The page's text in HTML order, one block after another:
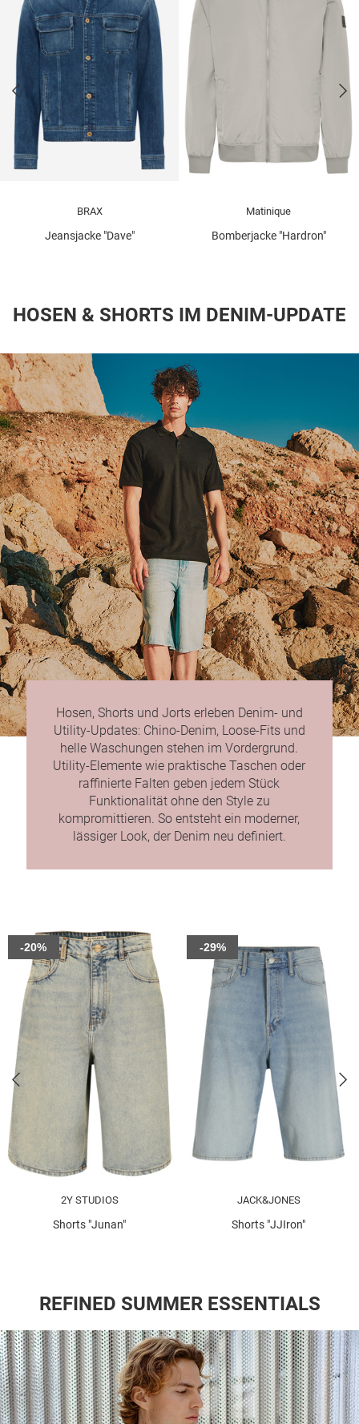
BRAX
Jeansjacke "Dave"
Matinique
Bomberjacke "Hardron"
HOSEN & SHORTS IM DENIM-UPDATE
Hosen, Shorts und Jorts erleben Denim- und
Utility-Updates: Chino-Denim, Loose-Fits und
helle Waschungen stehen im Vordergrund.
Utility-Elemente wie praktische Taschen oder
raffinierte Falten geben jedem Stück
Funktionalität ohne den Style zu
kompromittieren. So entsteht ein moderner,
lässiger Look, der Denim neu definiert.
2Y STUDIOS
Shorts "Junan"
-20%
JACK&JONES
Shorts "JJIron"
-29%
REFINED SUMMER ESSENTIALS